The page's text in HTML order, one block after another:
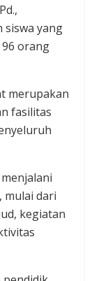
siswa yang
orang
merupakan
fasilitas
mulai dari
kegiatan